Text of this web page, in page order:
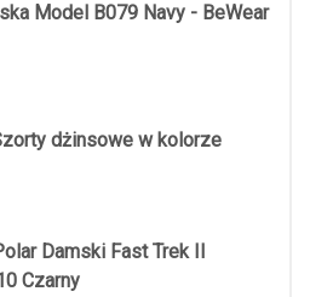
Model B079 Navy - BeWear
dżinsowe w kolorze
Damski Fast Trek II
Czarny